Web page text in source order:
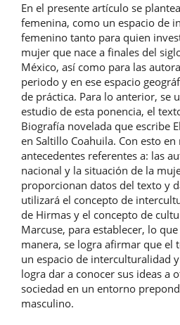
En el presente artículo se
femenina, como un espacio de
femenino tanto para quien
mujer que nace a finales del
México, así como para las
periodo y en ese espacio
de práctica. Para lo anterior, se
estudio de esta ponencia, el
Biografía novelada que escribe
en Saltillo Coahuila. Con esto en
antecedentes referentes a: las
nacional y la situación de la
proporcionan datos del texto y
utilizará el concepto de
de Hirmas y el concepto de
Marcuse, para establecer, lo
manera, se logra afirmar que el
un espacio de interculturalidad
logra dar a conocer sus ideas a
sociedad en un entorno
masculino.